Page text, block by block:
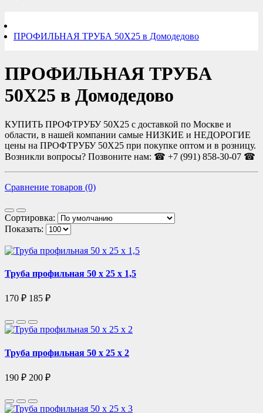
ПРОФИЛЬНАЯ ТРУБА 50Х25 в Домодедово
ПРОФИЛЬНАЯ ТРУБА
50Х25 в Домодедово
КУПИТЬ ПРОФТРУБУ 50Х25 с доставкой по Москве и
области, в нашей компании самые НИЗКИЕ и НЕДОРОГИЕ
цены на ПРОФТРУБУ 50Х25 при покупке оптом и в розницу.
Возникли вопросы? Позвоните нам: ☎ +7 (991) 858-30-07 ☎
Сравнение товаров (0)
Сортировка:
Показать:
Труба профильная 50 х 25 х 1,5
170 ₽ 185 ₽
Труба профильная 50 х 25 х 2
190 ₽ 200 ₽